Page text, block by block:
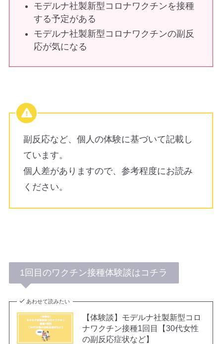
モデルナ社製新型コロナワクチンを接種
する予定がある
モデルナ社製新型コロナワクチンの副反
応が気になる
副反応など、個人の体験に基づいて記載し
ています。
個人差がありますので、参考程度にお読み
ください。
1回目のワクチン接種体験談はコチラ
あわせて読みたい
【体験談】モデルナ社製新型コロ
ナワクチン接種1回目【30代女性
の副反応症状など】